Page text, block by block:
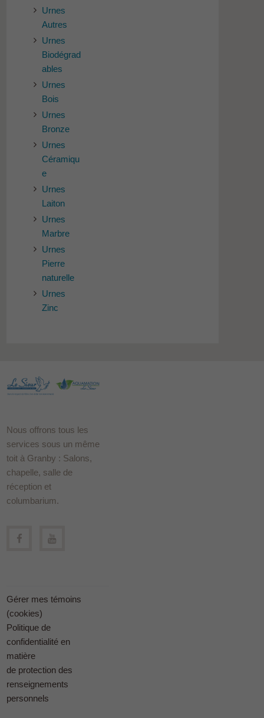
Urnes
Autres
Urnes
Biodégrad
ables
Urnes
Bois
Urnes
Bronze
Urnes
Céramiqu
e
Urnes
Laiton
Urnes
Marbre
Urnes
Pierre
naturelle
Urnes
Zinc
Nous offrons tous les
services sous un même
toit à Granby : Salons,
chapelle, salle de
réception et
columbarium.
Gérer mes témoins
(cookies)
Politique de
confidentialité en
matière
de protection des
renseignements
personnels